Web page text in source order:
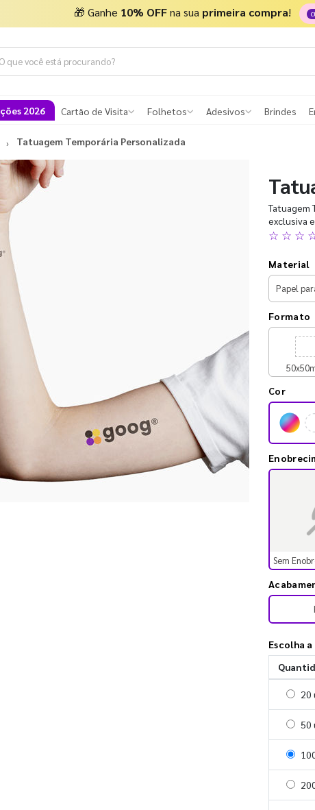
🎁 Ganhe 10% OFFna sua primeira compra!
2026 Cartão de Visita Folhetos Adesivos Brindes
Tatuagem Temporária Personalizada
Tatuagem
exclusiva
☆ ☆ ☆
Material
Formato
Cor
Sem
Escolha
20
50